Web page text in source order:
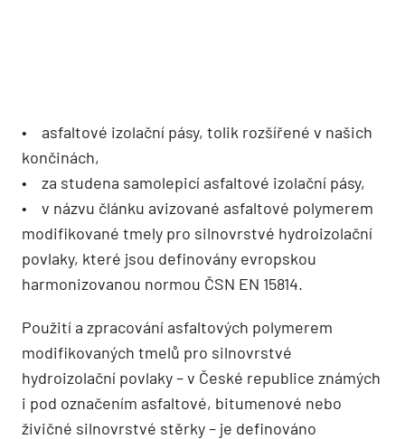
• asfaltové izolační pásy, tolik rozšířené v našich
končinách,
• za studena samolepicí asfaltové izolační pásy,
• v názvu článku avizované asfaltové polymerem
modifikované tmely pro silnovrstvé hydroizolační
povlaky, které jsou definovány evropskou
harmonizovanou normou ČSN EN 15814.
Použití a zpracování asfaltových polymerem
modifikovaných tmelů pro silnovrstvé
hydroizolační povlaky – v České republice známých
i pod označením asfaltové, bitumenové nebo
živičné silnovrstvé stěrky – je definováno